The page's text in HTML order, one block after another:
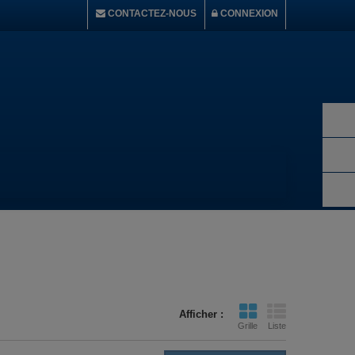
CONNEXION
CONTACTEZ-NOUS
Afficher :
Grille Liste